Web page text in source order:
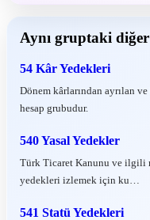
Aynı gruptaki
54 Kâr Yedekleri
Dönem kârlarından ayrılan
hesap grubudur.
540 Yasal Yedekler
Türk Ticaret Kanunu ve ilgili
yedekleri izlemek için ku…
541 Statü Yedekleri